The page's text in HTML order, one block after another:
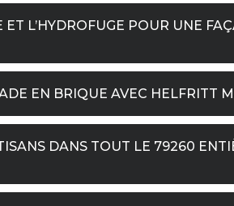
L’HYDROFUGE POUR UNE
EN BRIQUE AVEC HELFRITT
DANS TOUT LE 79260